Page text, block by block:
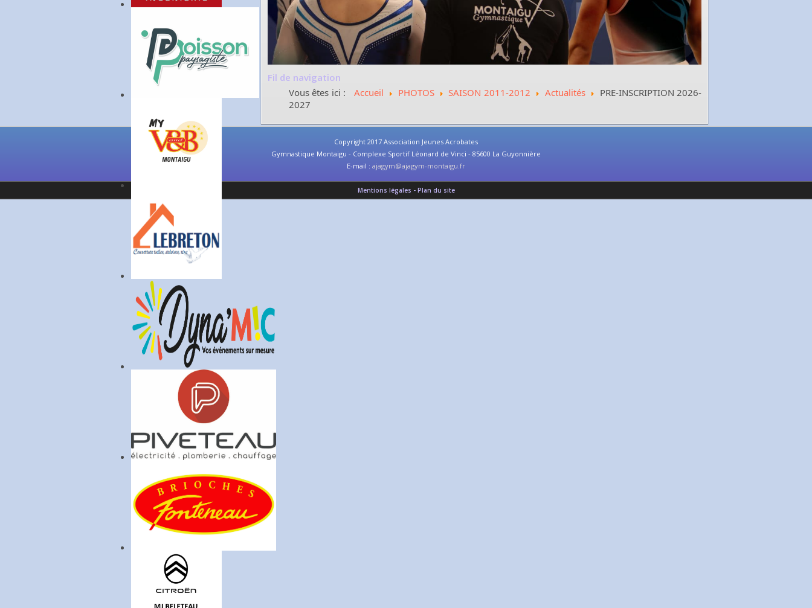
Fil de navigation
Vous êtes ici : Accueil PHOTOS SAISON 2011-2012 Actualités
PRE-INSCRIPTION 2026-
2027
Copyright 2017 Association Jeunes Acrobates
Gymnastique Montaigu - Complexe Sportif Léonard de Vinci - 85600 La Guyonnière
E-mail : ajagym@ajagym-montaigu.fr
Mentions légales - Plan du site